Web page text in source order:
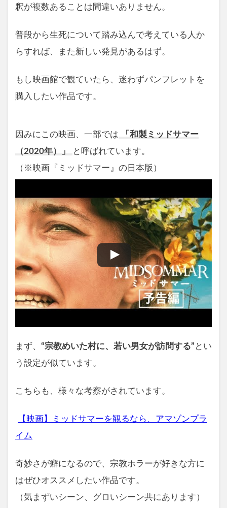
釈が複数あることは間違いありません。
普段から生死について踏み込んで考えている人か
らすれば、また新しい発見があるはず。
もし映画館で観ていたら、迷わずパンフレットを
購入したい作品です。
因みにこの映画、一部では 「和製ミッドサマー
（2020年）」 と呼ばれています。
（※映画『ミッドサマー』の日本版）
まず、 “宗教めいた村に、若い男女が訪問する” とい
う設定が似ています。
こちらも、様々な考察がされています。
【映画】ミッドサマーを観るなら、アマゾンプラ
イム
奇妙さが癖になるので、宗教ホラーが好きな方に
はぜひオススメしたい作品です。
（気まずいシーン、グロいシーン共にあります）